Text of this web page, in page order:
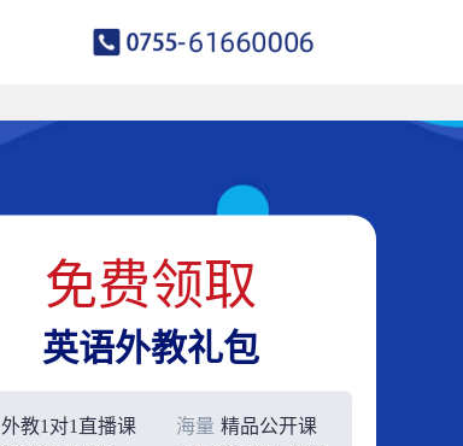
免费领取
英语外教礼包
外教1对1直播课 海量 精品公开课